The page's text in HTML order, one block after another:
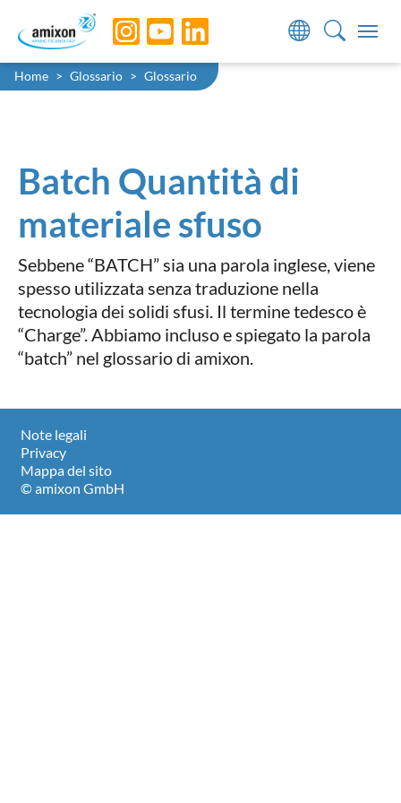
Skip to main navigation
Skip to main content
Skip to page footer
You are here:
Home Glossario Glossario
Batch Quantità di
materiale sfuso
Sebbene “BATCH” sia una parola inglese, viene
spesso utilizzata senza traduzione nella
tecnologia dei solidi sfusi. Il termine tedesco è
“Charge”. Abbiamo incluso e spiegato la parola
“batch” nel glossario di amixon.
Note legali
Privacy
Mappa del sito
© amixon GmbH